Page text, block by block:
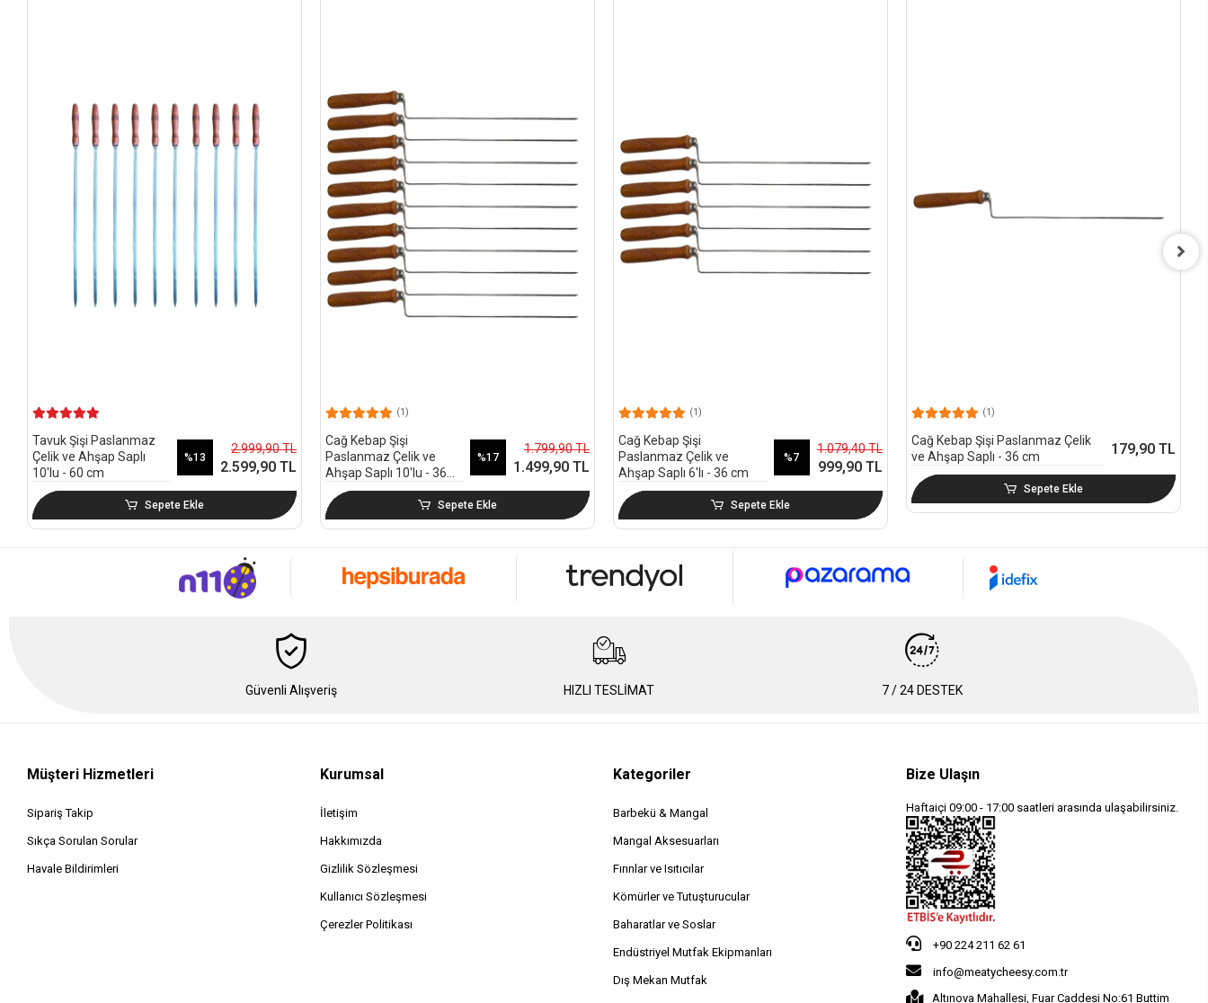
Tavuk Şişi Paslanmaz
Çelik ve Ahşap Saplı
10'lu - 60 cm
%13
2.999,90 TL
2.599,90 TL
Sepete Ekle
(1)
Cağ Kebap Şişi
Paslanmaz Çelik ve
Ahşap Saplı 10'lu - 36
cm
%17
1.799,90 TL
1.499,90 TL
Sepete Ekle
(1)
Cağ Kebap Şişi
Paslanmaz Çelik ve
Ahşap Saplı 6'lı - 36 cm
%7
1.079,40 TL
999,90 TL
Sepete Ekle
(1)
Cağ Kebap Şişi Paslanmaz Çelik
ve Ahşap Saplı - 36 cm
179,90 TL
Sepete Ekle
Güvenli Alışveriş HIZLI TESLİMAT 7 / 24 DESTEK
Müşteri Hizmetleri
Sipariş Takip
Sıkça Sorulan Sorular
Havale Bildirimleri
Kurumsal
İletişim
Hakkımızda
Gizlilik Sözleşmesi
Kullanıcı Sözleşmesi
Çerezler Politikası
Kategoriler
Barbekü & Mangal
Mangal Aksesuarları
Fırınlar ve Isıtıcılar
Kömürler ve Tutuşturucular
Baharatlar ve Soslar
Endüstriyel Mutfak Ekipmanları
Dış Mekan Mutfak
Bize Ulaşın
Haftaiçi 09:00 - 17:00 saatleri arasında ulaşabilirsiniz.
+90 224 211 62 61
info@meatycheesy.com.tr
Altınova Mahallesi, Fuar Caddesi No:61 Buttim